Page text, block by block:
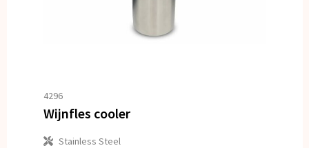
4296
Wijnfles cooler
Stainless Steel